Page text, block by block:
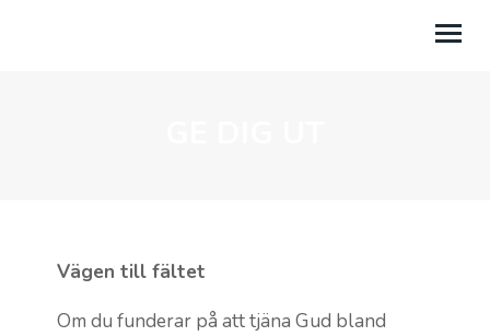
Vägen till fältet
Om du funderar på att tjäna Gud bland